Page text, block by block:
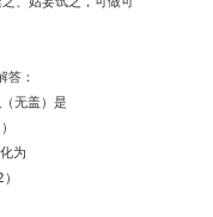
：
无盖）是
为